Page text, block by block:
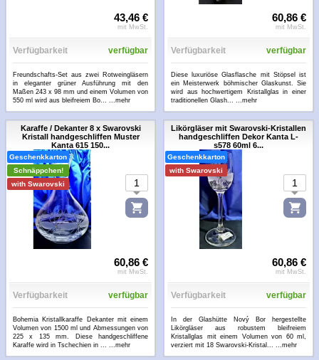
43,46 €
mit MwSt.
Verfügbarkeit verfügbar
Freundschafts-Set aus zwei Rotweingläsern
in eleganter grüner Ausführung mit den
Maßen 243 x 98 mm und einem Volumen von
550 ml wird aus bleifreiem Bo... ...mehr
60,86 €
mit MwSt.
Verfügbarkeit verfügbar
Diese luxuriöse Glasflasche mit Stöpsel ist
ein Meisterwerk böhmischer Glaskunst. Sie
wird aus hochwertigem Kristallglas in einer
traditionellen Glash... ...mehr
Karaffe / Dekanter 8 x Swarovski
Kristall handgeschliffen Muster
Kanta 615 150...
Geschenkkarton
Schnäppchen!
with Swarovski
60,86 €
mit MwSt.
Verfügbarkeit verfügbar
Bohemia Kristallkaraffe Dekanter mit einem
Volumen von 1500 ml und Abmessungen von
225 x 135 mm. Diese handgeschliffene
Karaffe wird in Tschechien in ... ...mehr
Likörgläser mit Swarovski-Kristallen
handgeschliffen Dekor Kanta L-
s578 60ml 6...
Geschenkkarton
with Swarovski
60,86 €
mit MwSt.
Verfügbarkeit verfügbar
In der Glashütte Nový Bor hergestellte
Likörgläser aus robustem bleifreiem
Kristallglas mit einem Volumen von 60 ml,
verziert mit 18 Swarovski-Kristal... ...mehr